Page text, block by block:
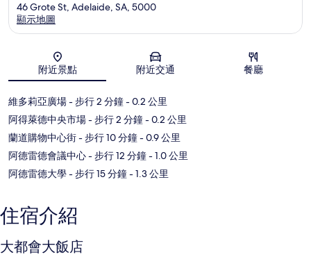
地圖
46 Grote St, Adelaide, SA, 5000
顯示地圖
附近景點 附近交通 餐廳
維多莉亞廣場- 步行 2 分鐘- 0.2 公里
阿得萊德中央市場- 步行 2 分鐘- 0.2 公里
蘭道購物中心街- 步行 10 分鐘- 0.9 公里
阿德雷德會議中心- 步行 12 分鐘- 1.0 公里
阿德雷德大學- 步行 15 分鐘- 1.3 公里
住宿介紹
大都會大飯店